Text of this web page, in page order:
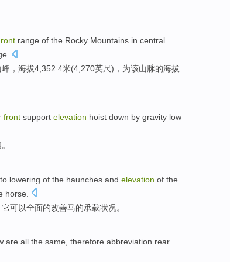
range of the Rocky Mountains in central
峰 ，海拔4,352 .4米(4,270英尺)，为该山脉的海拔
front support elevation hoist down by gravity low
。
lowering of the haunches and elevation of the
horse
它可以全面的改善马的承载状况。
are all the same, therefore abbreviation rear